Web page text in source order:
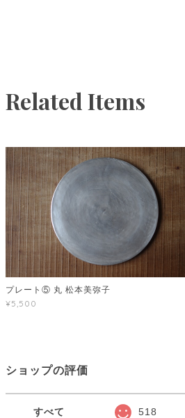
Related Items
プレート⑤ 丸 松本美弥子
¥5,500
ショップの評価
すべて 518